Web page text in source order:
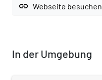
link Webseite besuchen
In der Umgebung